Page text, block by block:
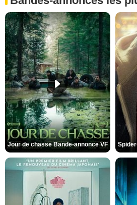
Jour de chasse Bande-annonce VF